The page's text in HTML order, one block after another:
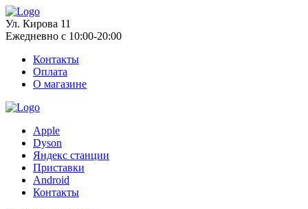
Ул. Кирова 11
Ежедневно с 10:00-20:00
Контакты
Оплата
О магазине
Apple
Dyson
Яндекс станции
Приставки
Android
Контакты